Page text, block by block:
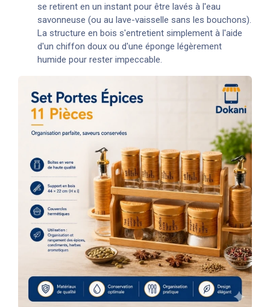
se retirent en un instant pour être lavés à l'eau
savonneuse (ou au lave-vaisselle sans les bouchons).
La structure en bois s'entretient simplement à l'aide
d'un chiffon doux ou d'une éponge légèrement
humide pour rester impeccable.